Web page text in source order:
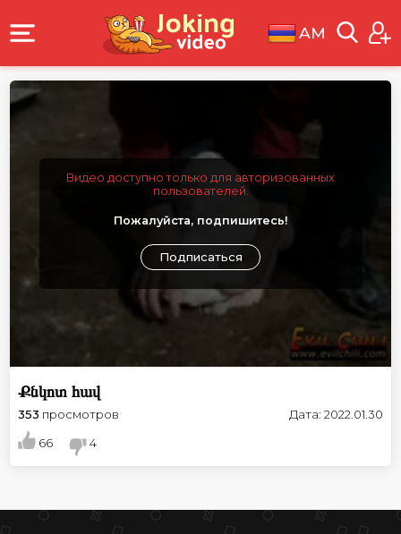
AM
Видео доступно только для авторизованных
пользователей.
Пожалуйста, подпишитесь!
Подписаться
Քնկոտ հավ
353 просмотров Дата: 2022.01.30
66 4